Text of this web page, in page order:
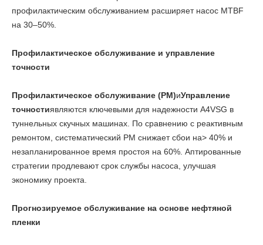
профилактическим обслуживанием расширяет насос MTBF
на 30–50%.
Профилактическое обслуживание и управление
точности
Профилактическое обслуживание (PM)иУправление
точностиявляются ключевыми для надежности A4VSG в
туннельных скучных машинах. По сравнению с реактивным
ремонтом, систематический PM снижает сбои на> 40% и
незапланированное время простоя на 60%. Аптированные
стратегии продлевают срок службы насоса, улучшая
экономику проекта.
Прогнозируемое обслуживание на основе нефтяной
пленки